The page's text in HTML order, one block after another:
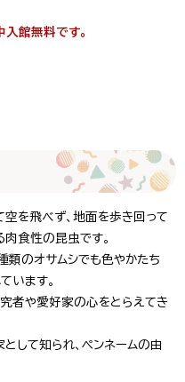
館無料です。
空を飛べず、地面を歩き回って
肉食性の昆虫です。
類のオサムシでも色やかたち
います。
者や愛好家の心をとらえてき
して知られ、ペンネームの由